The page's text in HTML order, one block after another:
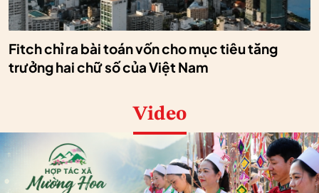
Fitch chỉ ra bài toán vốn cho mục tiêu tăng
trưởng hai chữ số của Việt Nam
Video